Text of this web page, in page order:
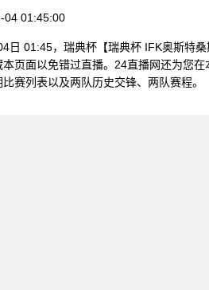
04 01:45:00
日 01:45，瑞典杯【瑞典杯 IFK奥斯特
页面以免错过直播。24直播网还为您
赛列表以及两队历史交锋、两队赛程。